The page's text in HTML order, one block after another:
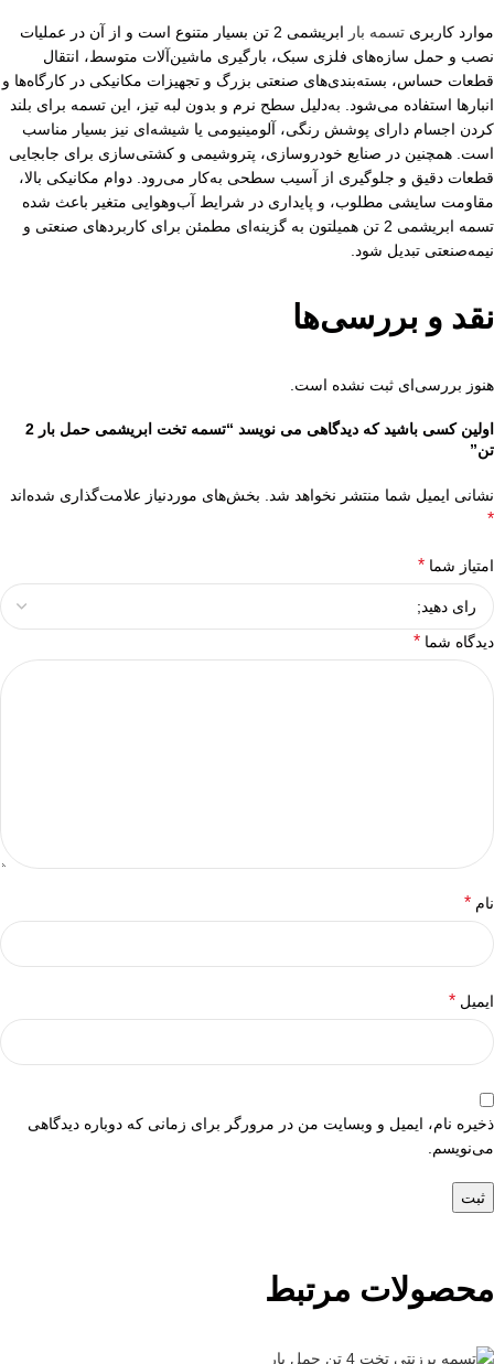
موارد کاربری تسمه بار
ابریشمی 2 تن بسیار متنوع است و از آن در عملیات
نصب و حمل سازه‌های فلزی سبک، بارگیری ماشین‌آلات متوسط، انتقال
قطعات حساس، بسته‌بندی‌های صنعتی بزرگ و تجهیزات مکانیکی در کارگاه‌ها و
انبارها استفاده می‌شود. به‌دلیل سطح نرم و بدون لبه تیز، این تسمه برای بلند
کردن اجسام دارای پوشش رنگی، آلومینیومی یا شیشه‌ای نیز بسیار مناسب
است. همچنین در صنایع خودروسازی، پتروشیمی و کشتی‌سازی برای جابجایی
قطعات دقیق و جلوگیری از آسیب سطحی به‌کار می‌رود. دوام مکانیکی بالا،
مقاومت سایشی مطلوب، و پایداری در شرایط آب‌وهوایی متغیر باعث شده
تسمه ابریشمی 2 تن همیلتون به گزینه‌ای مطمئن برای کاربردهای صنعتی و
نیمه‌صنعتی تبدیل شود.
نقد و بررسی‌ها
هنوز بررسی‌ای ثبت نشده است.
اولین کسی باشید که دیدگاهی می نویسد “تسمه تخت ابریشمی حمل بار 2
تن”
نشانی ایمیل شما منتشر نخواهد شد. بخش‌های موردنیاز علامت‌گذاری شده‌اند
*
امتیاز شما *
دیدگاه شما *
نام *
ایمیل *
ذخیره نام، ایمیل و وبسایت من در مرورگر برای زمانی که دوباره دیدگاهی
می‌نویسم.
محصولات مرتبط